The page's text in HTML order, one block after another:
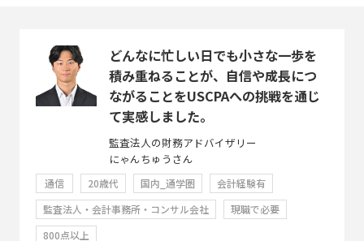
どんなに忙しい日でも小さな一歩を
積み重ねることが、自信や成長につ
ながることをUSCPAへの挑戦を通じ
て実感しました。
監査法人の財務アドバイザリー
にゃんちゅうさん
通信 20歳代 国内_通学圏
会計経験有
監査法人・会計事務所・コンサル会社
現職で必要
800点以上